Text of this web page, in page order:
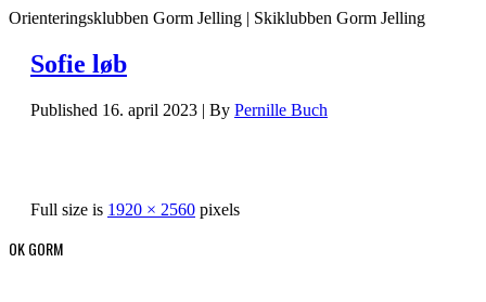
Orienteringsklubben Gorm Jelling | Skiklubben Gorm Jelling
Sofie løb
Published 16. april 2023 | By Pernille Buch
Full size is 1920 × 2560 pixels
OK GORM